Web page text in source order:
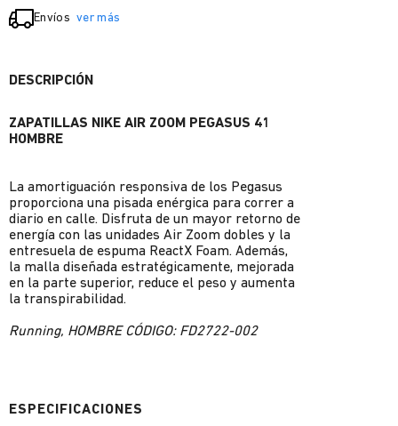
Envíos ver más
DESCRIPCIÓN
ZAPATILLAS NIKE AIR ZOOM PEGASUS 41
HOMBRE
La amortiguación responsiva de los Pegasus
proporciona una pisada enérgica para correr a
diario en calle. Disfruta de un mayor retorno de
energía con las unidades Air Zoom dobles y la
entresuela de espuma ReactX Foam. Además,
la malla diseñada estratégicamente, mejorada
en la parte superior, reduce el peso y aumenta
la transpirabilidad.
Running, HOMBRE CÓDIGO: FD2722-002